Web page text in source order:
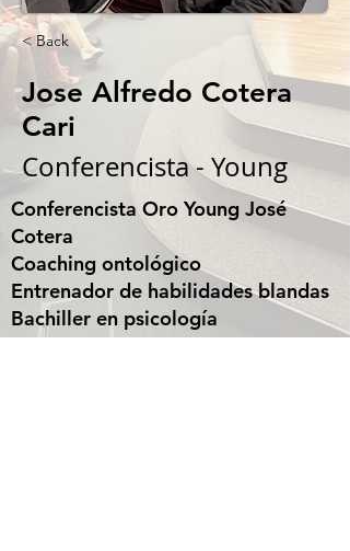
< Back
Jose Alfredo Cotera
Cari
Conferencista - Young
Conferencista Oro Young José
Cotera
Coaching ontológico
Entrenador de habilidades blandas
Bachiller en psicología